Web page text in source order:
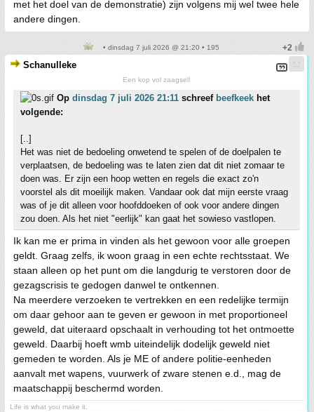
met het doel van de demonstratie) zijn volgens mij wel twee hele
andere dingen.
• dinsdag 7 juli 2026 @ 21:20 • 195
Schanulleke
Een kop vol zaagsel!
Op dinsdag 7 juli 2026 21:11 schreef beefkeek het
volgende:
[..]
Het was niet de bedoeling onwetend te spelen of de doelpalen te
verplaatsen, de bedoeling was te laten zien dat dit niet zomaar te
doen was. Er zijn een hoop wetten en regels die exact zo'n
voorstel als dit moeilijk maken. Vandaar ook dat mijn eerste vraag
was of je dit alleen voor hoofddoeken of ook voor andere dingen
zou doen. Als het niet "eerlijk" kan gaat het sowieso vastlopen.
Ik kan me er prima in vinden als het gewoon voor alle groepen
geldt. Graag zelfs, ik woon graag in een echte rechtsstaat. We
staan alleen op het punt om die langdurig te verstoren door de
gezagscrisis te gedogen danwel te ontkennen.
Na meerdere verzoeken te vertrekken en een redelijke termijn
om daar gehoor aan te geven er gewoon in met proportioneel
geweld, dat uiteraard opschaalt in verhouding tot het ontmoette
geweld. Daarbij hoeft wmb uiteindelijk dodelijk geweld niet
gemeden te worden. Als je ME of andere politie-eenheden
aanvalt met wapens, vuurwerk of zware stenen e.d., mag de
maatschappij beschermd worden.
Life is what you make it.